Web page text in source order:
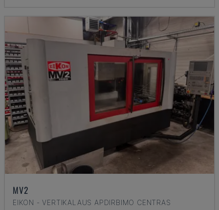
MV2
EIKON - VERTIKALAUS APDIRBIMO CENTRAS